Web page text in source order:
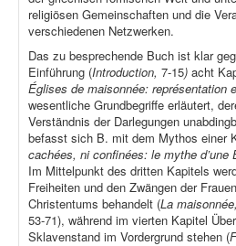
religiösen Gemeinschaften und die
verschiedenen Netzwerken.
Das zu besprechende Buch ist klar
Einführung (Introduction, 7-15) acht
Églises de maisonnée: représentation
wesentliche Grundbegriffe erläutert,
Verständnis der Darlegungen
befasst sich B. mit dem Mythos einer
cachées, ni confinées: le mythe d’une
Im Mittelpunkt des dritten Kapitels
Freiheiten und den Zwängen der
Christentums behandelt (La
53-71), während im vierten Kapitel
Sklavenstand im Vordergrund stehen (